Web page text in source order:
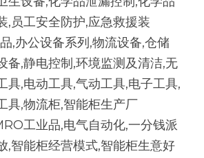
,员工安全防护,应急救援装
,办公设备系列,物流设备,仓储
备,静电控制,环境监测及清洁,无
具,电动工具,气动工具,电子工具,
具,物流柜,智能柜生产厂
工业品,电气自动化,一分钱派
,智能柜经营模式,智能柜生意好